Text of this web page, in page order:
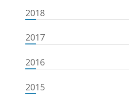
2018
2017
2016
2015